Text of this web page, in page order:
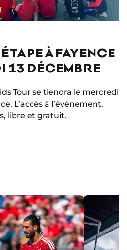
À FAYENCE
13 DÉCEMBRE
Tour se tiendra le mercredi
L’accès à l’événement,
libre et gratuit.